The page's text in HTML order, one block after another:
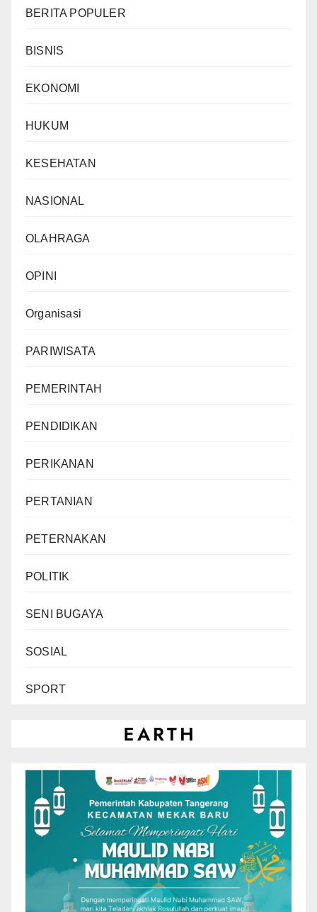
BERITA POPULER
BISNIS
EKONOMI
HUKUM
KESEHATAN
NASIONAL
OLAHRAGA
OPINI
Organisasi
PARIWISATA
PEMERINTAH
PENDIDIKAN
PERIKANAN
PERTANIAN
PETERNAKAN
POLITIK
SENI BUGAYA
SOSIAL
SPORT